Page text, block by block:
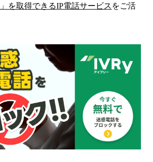
」を取得できるIP電話サービス をご活